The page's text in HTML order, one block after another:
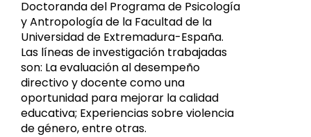
Doctoranda del Programa de Psicología
y Antropología de la Facultad de la
Universidad de Extremadura-España.
Las líneas de investigación trabajadas
son: La evaluación al desempeño
directivo y docente como una
oportunidad para mejorar la calidad
educativa; Experiencias sobre violencia
de género, entre otras.